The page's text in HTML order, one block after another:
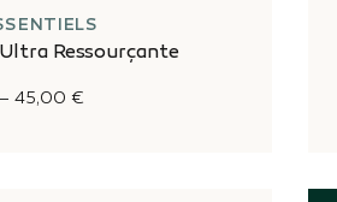
Ressourçante
45,00 €